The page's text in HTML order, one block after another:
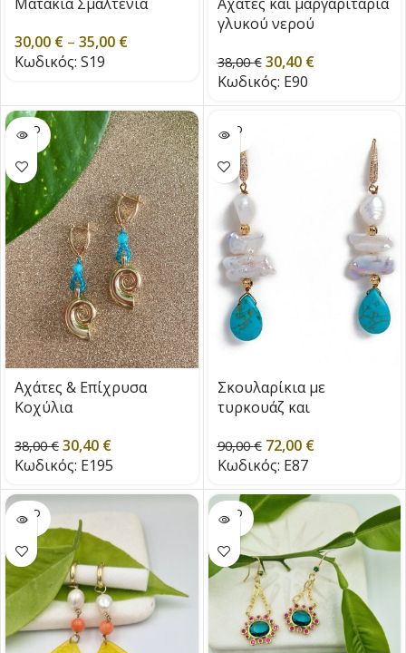
30,00 € – 35,00 €
Κωδικός: S19
γλυκού νερού
38,00€ 30,40 €
Κωδικός: E90
SOLD
OUT
Αχάτες & Επίχρυσα
Κοχύλια
38,00€ 30,40 €
Κωδικός: E195
SOLD
OUT
Σκουλαρίκια με
τυρκουάζ και
νερού
90,00€ 72,00 €
Κωδικός: E87
SOLD
OUT
SOLD
OUT